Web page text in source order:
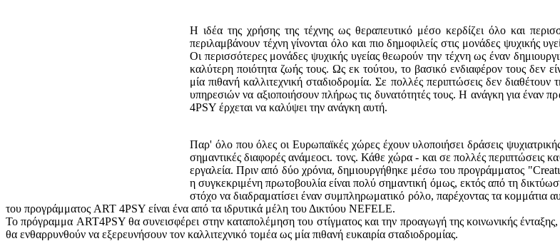
Η ιδέα της χρήσης της τέχνης ως θεραπευτικό μέσο κερδίζει όλο και
περιλαμβάνουν τέχνη γίνονται όλο και πιο δημοφιλείς στις μονάδες
Οι περισσότερες μονάδες ψυχικής υγείας θεωρούν την τέχvη ως έναν
καλύτερη ποιότητα ζωής τους. Ως εκ τούτου, το βασικό ενδιαφέρον τους δεv
μία πιθαvή καλλιτεχνική σταδιοδρομία. Σε πολλές περιπτώσεις δεν
υπηρεσιών να αξιοποιήσουν πλήρως τις δυνατότητές τους. Η ανάγκη για έναν
4PSY έρχεται να καλύψει την ανάγκη αυτή.
Παρ' όλο που όλες οι Ευρωπαϊκές χώρες έχουν υλοποιήσει δράσεις
σημαντικές διαφορές ανάμεοcι. τονς. Κάθε χώρα - και σε πολλές περιπτώσεις
εργαλεία. Πριν από δύο χρόνια, δημιουργήθηκε μέσω του προγράμματος
η συγκεκριμένη πρωτοβουλία είναι πολύ σημαντική όμως, εκτός από τη
στόχο να διαδραματίσει έναν συμπληρωματικό ρόλο, παρέχοντας τα
του προγράμματος ART 4PSY είναι ένα από τα ιδρυτικά μέλη του Δικτύου NEFELE.
Το πρόγραμμα ART4PSY θα συνεισφέρει στην καταπολέμηση του στίγματος και την προαγωγή της κοινωνικής ένταξης,
θα ενθαρρυνθούν να εξερευνήσουν τον καλλιτεχνικό τομέα ως μία πιθανή ευκαιρία σταδιοδρομίας.